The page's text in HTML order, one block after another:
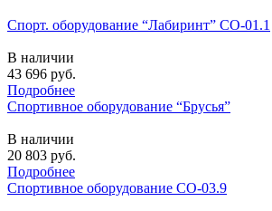
Спорт. оборудование “Лабиринт” СО-01.1
В наличии
43 696 руб.
Подробнее
Спортивное оборудование “Брусья”
В наличии
20 803 руб.
Подробнее
Спортивное оборудование СО-03.9